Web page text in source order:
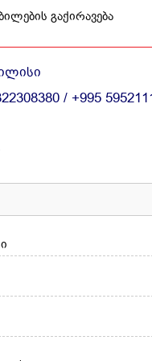
გაქირავება
/ +995